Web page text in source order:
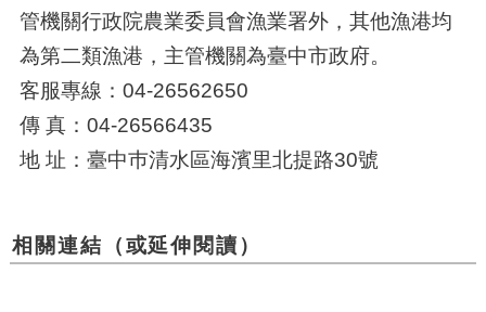
管機關行政院農業委員會漁業署外，其他漁港均
為第二類漁港，主管機關為臺中市政府。
客服專線：04-26562650
傳 真：04-26566435
地 址：臺中巿清水區海濱里北提路30號
相關連結（或延伸閱讀）